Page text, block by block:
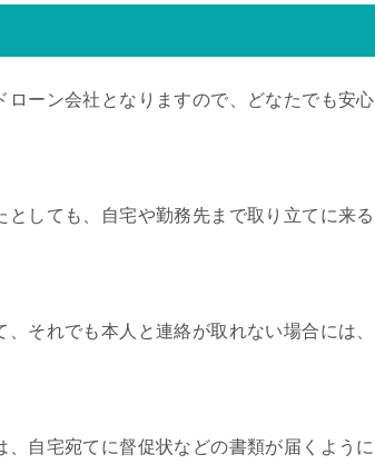
ーン会社となりますので、どなたでも安心
しても、自宅や勤務先まで取り立てに来る
それでも本人と連絡が取れない場合には、
自宅宛てに督促状などの書類が届くように